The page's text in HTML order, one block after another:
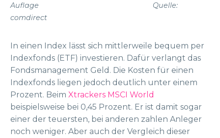
Auflage Quelle:
comdirect
In einen Index lässt sich mittlerweile bequem per
Indexfonds (ETF) investieren. Dafür verlangt das
Fondsmanagement Geld. Die Kosten für einen
Indexfonds liegen jedoch deutlich unter einem
Prozent. Beim Xtrackers MSCI World
beispielsweise bei 0,45 Prozent. Er ist damit sogar
einer der teuersten, bei anderen zahlen Anleger
noch weniger. Aber auch der Vergleich dieser